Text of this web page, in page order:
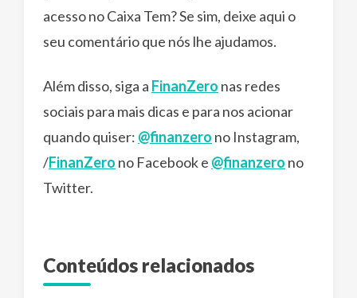
acesso no Caixa Tem? Se sim, deixe aqui o
seu comentário que nós lhe ajudamos.
Além disso, siga a FinanZero nas redes
sociais para mais dicas e para nos acionar
quando quiser: @finanzero no Instagram,
/FinanZero no Facebook e @finanzero no
Twitter.
Conteúdos relacionados